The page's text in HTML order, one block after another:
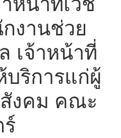
งานช่วย
เจ้าหน้าที่
ริการแก่ผู้
งคม คณะ